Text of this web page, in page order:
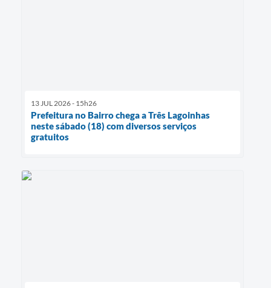
13 JUL 2026 - 15h26
Prefeitura no Bairro chega a Três Lagoinhas
neste sábado (18) com diversos serviços
gratuitos